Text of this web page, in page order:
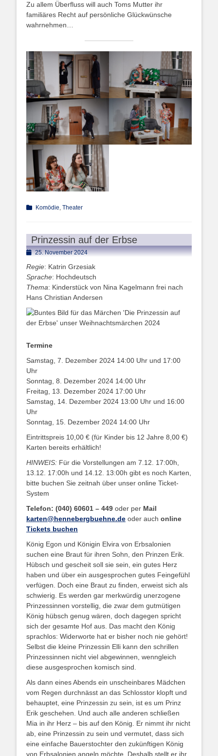
Zu allem Überfluss will auch Toms Mutter ihr
familiäres Recht auf persönliche Glückwünsche
wahrnehmen…
Kategorien
Komödie, Theater
Prinzessin auf der Erbse
Posted25. November 2024
Regie: Katrin Grzesiak
Sprache: Hochdeutsch
Thema: Kinderstück von Nina Kagelmann frei nach
Hans Christian Andersen
Termine
Samstag, 7. Dezember 2024 14:00 Uhr und 17:00
Uhr
Sonntag, 8. Dezember 2024 14:00 Uhr
Freitag, 13. Dezember 2024 17:00 Uhr
Samstag, 14. Dezember 2024 13:00 Uhr und 16:00
Uhr
Sonntag, 15. Dezember 2024 14:00 Uhr
Eintrittspreis 10,00 € (für Kinder bis 12 Jahre 8,00 €)
Karten bereits erhältlich!
HINWEIS: Für die Vorstellungen am 7.12. 17:00h,
13.12. 17:00h und 14.12. 13:00h gibt es noch Karten,
bitte buchen Sie zeitnah über unser online Ticket-
System
Telefon: (040) 60601 – 449 oder per Mail
karten@hennebergbuehne.de oder auch online
Tickets buchen
König Egon und Königin Elvira von Erbsalonien
suchen eine Braut für ihren Sohn, den Prinzen Erik.
Hübsch und gescheit soll sie sein, ein gutes Herz
haben und über ein ausgesprochen gutes Feingefühl
verfügen. Doch eine Braut zu finden, erweist sich als
schwierig. Es werden gar merkwürdig unerzogene
Prinzessinnen vorstellig, die zwar dem gutmütigen
König hübsch genug wären, doch dagegen spricht
sich der gesamte Hof aus. Das macht den König
sprachlos: Widerworte hat er bisher noch nie gehört!
Selbst die kleine Prinzessin Elli kann den schrillen
Prinzessinnen nicht viel abgewinnen, wenngleich
diese ausgesprochen komisch sind.
Als dann eines Abends ein unscheinbares Mädchen
vom Regen durchnässt an das Schlosstor klopft und
behauptet, eine Prinzessin zu sein, ist es um Prinz
Erik geschehen. Und auch alle anderen schließen
Mia in ihr Herz – bis auf den König. Er nimmt ihr nicht
ab, eine Prinzessin zu sein und vermutet, dass sich
eine einfache Bauerstochter den zukünftigen König
von Erbsalonien angeln möchte. Deshalb stellt er ihr